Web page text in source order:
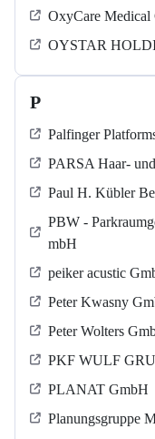
OxyCare Medical
OYSTAR
P
Palfinger
PARSA Haar-
Paul H. Kübler
PBW -
mbH
peiker acustic
Peter Kwasny
Peter Wolters
PKF WULF
PLANAT GmbH
Planungsgruppe